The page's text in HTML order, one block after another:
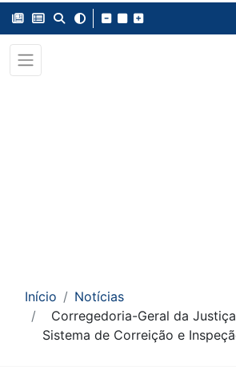
Início
Notícias
Corregedoria-Geral da
Sistema de Correição e